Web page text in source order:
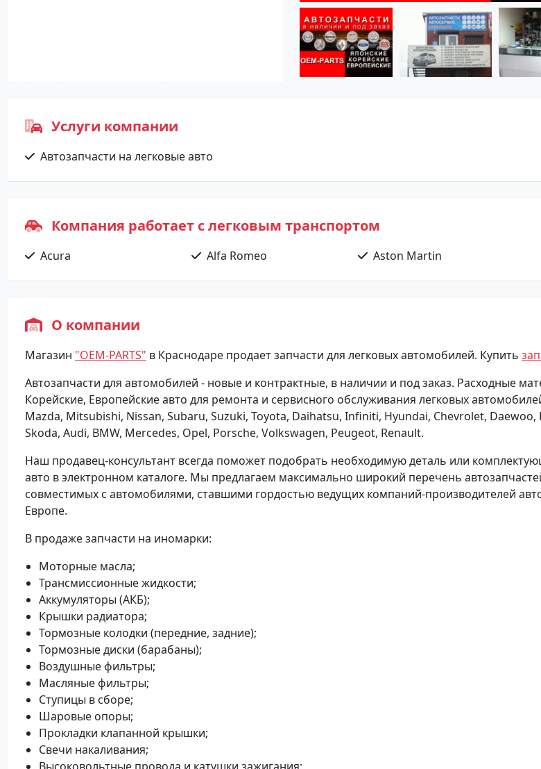
Услуги компании
Автозапчасти на легковые авто
Компания работает с легковым транспортом
Acura Alfa Romeo Aston Martin
О компании
Магазин "OEM-PARTS" в Краснодаре продает запчасти для легковых автомобилей. Купить
Автозапчасти для автомобилей - новые и контрактные, в наличии и под заказ. Расходные
Корейские, Европейские авто для ремонта и сервисного обслуживания легковых
Mazda, Mitsubishi, Nissan, Subaru, Suzuki, Toyota, Daihatsu, Infiniti, Hyundai, Chevrolet, Daewoo,
Skoda, Audi, BMW, Mercedes, Opel, Porsche, Volkswagen, Peugeot, Renault.
Наш продавец-консультант всегда поможет подобрать необходимую деталь или
авто в электронном каталоге. Мы предлагаем максимально широкий перечень
совместимых с автомобилями, ставшими гордостью ведущих компаний-производителей
Европе.
В продаже запчасти на иномарки:
Моторные масла;
Трансмиссионные жидкости;
Аккумуляторы (АКБ);
Крышки радиатора;
Тормозные колодки (передние, задние);
Тормозные диски (барабаны);
Воздушные фильтры;
Масляные фильтры;
Ступицы в сборе;
Шаровые опоры;
Прокладки клапанной крышки;
Cвечи накаливания;